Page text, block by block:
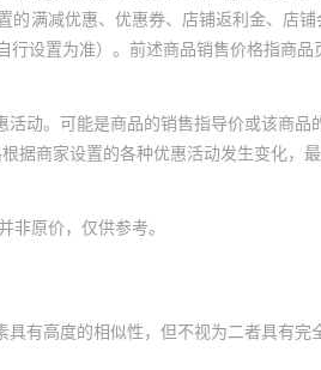
满减优惠、优惠券、店铺返利金、
设置为准）。前述商品销售价格指商
动。可能是商品的销售指导价或该商品
商家设置的各种优惠活动发生变化，最
原价，仅供参考。
有高度的相似性，但不视为二者具有完